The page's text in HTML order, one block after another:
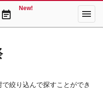
event_note
New! menu
絞り込んで探すことができ